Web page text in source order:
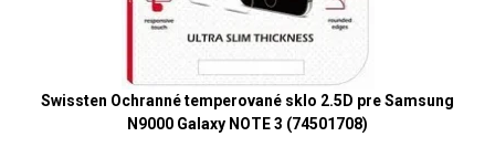
Swissten Ochranné temperované sklo 2.5D pre Samsung
N9000 Galaxy NOTE 3 (74501708)